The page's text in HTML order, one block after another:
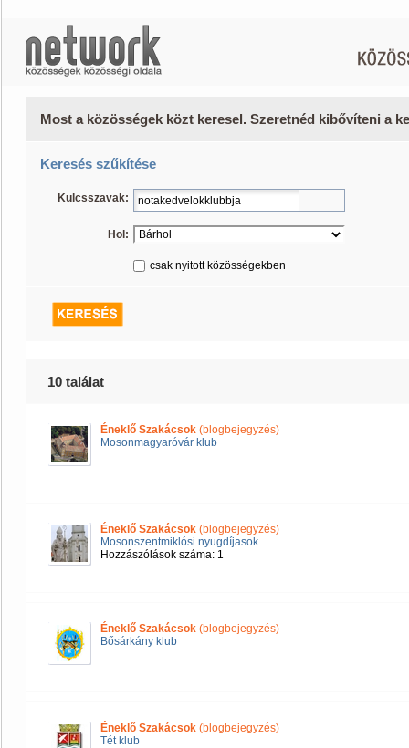
Most a közösségek közt keresel. Szeretnéd kibővíteni a
Keresés szűkítése
Kulcsszavak:
Hol:
csak nyitott közösségekben
10 találat
Éneklő Szakácsok (blogbejegyzés)
Mosonmagyaróvár klub
Éneklő Szakácsok (blogbejegyzés)
Mosonszentmiklósi nyugdíjasok
Hozzászólások száma: 1
Éneklő Szakácsok (blogbejegyzés)
Bősárkány klub
Éneklő Szakácsok (blogbejegyzés)
Tét klub